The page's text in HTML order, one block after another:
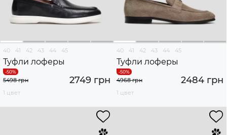
40 41 42 43 44 45
Туфли лоферы
2749 грн
5498 грн
1 цвет
40 41 42 43 44 45
Туфли лоферы
2484 грн
4968 грн
1 цвет